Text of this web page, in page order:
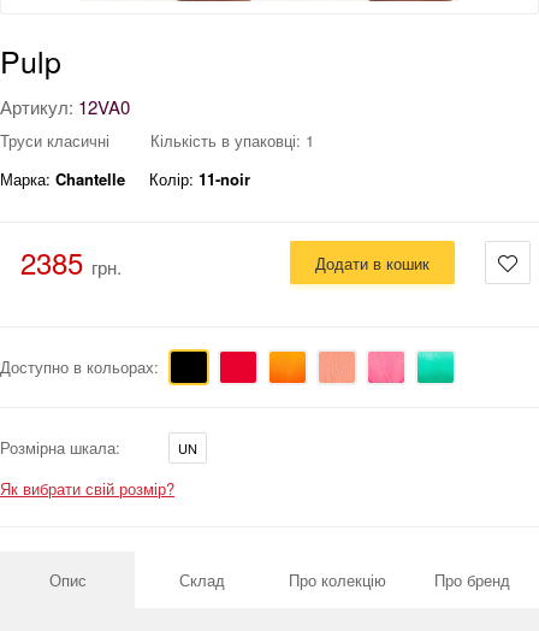
Pulp
Артикул: 12VA0
Труси класичні
Кількість в упаковці: 1
Марка: Chantelle Колір: 11-noir
2385 грн. Додати в кошик
Доступно в кольорах:
Розмірна шкала: UN
Як вибрати свій розмір?
Опис Склад Про колекцію Про бренд